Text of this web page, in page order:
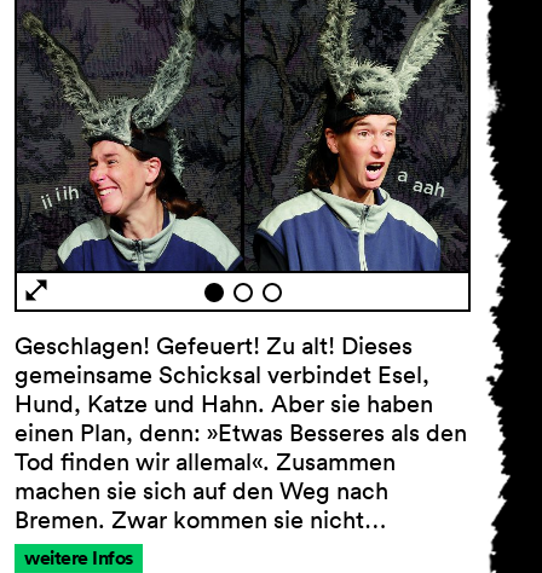
AGB
Impressum
Datenschutz
Barrierefreiheitserklärung
Geschlagen! Gefeuert! Zu alt! Dieses
gemeinsame Schicksal verbindet Esel,
Hund, Katze und Hahn. Aber sie haben
einen Plan, denn: »Etwas Besseres als den
Tod finden wir allemal«. Zusammen
machen sie sich auf den Weg nach
Bremen. Zwar kommen sie nicht…
weitere Infos